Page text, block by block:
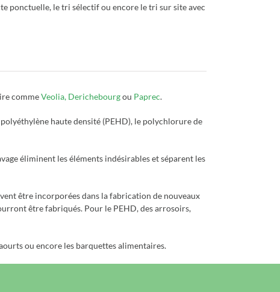
ponctuelle, le tri sélectif ou encore le tri sur site avec
commeVeolia, Derichebourgou Paprec.
haute densité (PEHD), le polychlorure de
éliminent les éléments indésirables et séparent les
être incorporées dans la fabrication de nouveaux
être fabriqués. Pour le PEHD, des arrosoirs,
ou encore les barquettes alimentaires.